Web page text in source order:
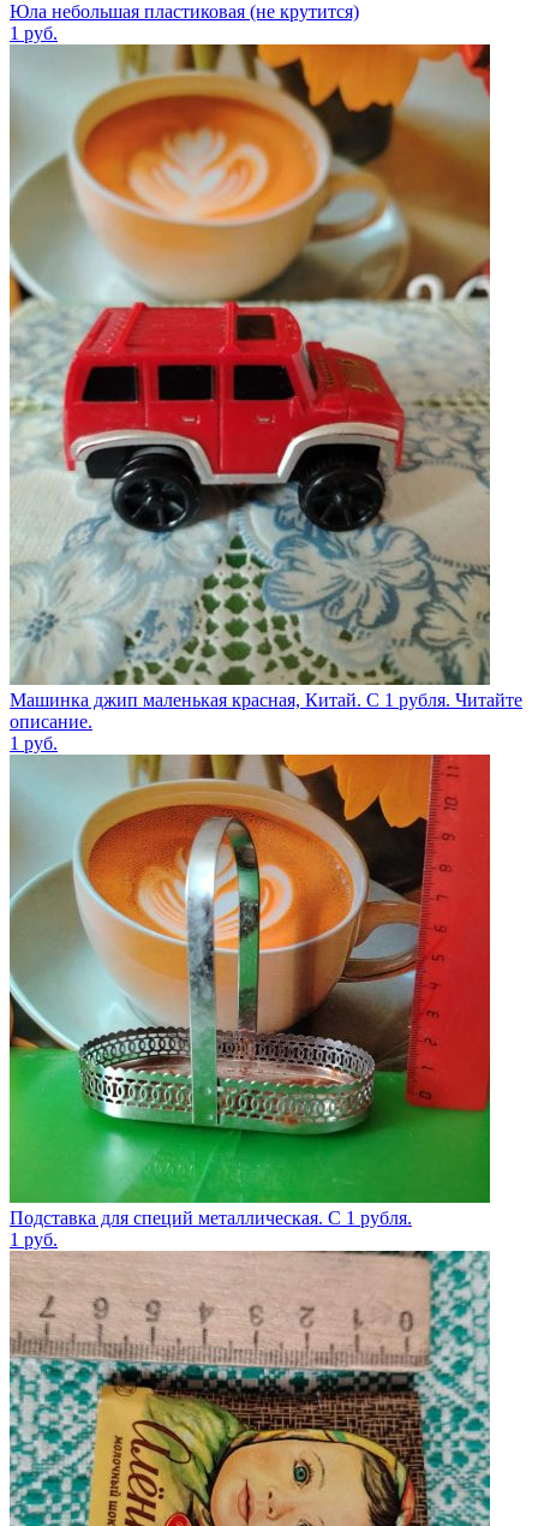
Юла небольшая пластиковая (не крутится)
1 руб.
Машинка джип маленькая красная, Китай. С 1 рубля. Читайте
описание.
1 руб.
Подставка для специй металлическая. С 1 рубля.
1 руб.